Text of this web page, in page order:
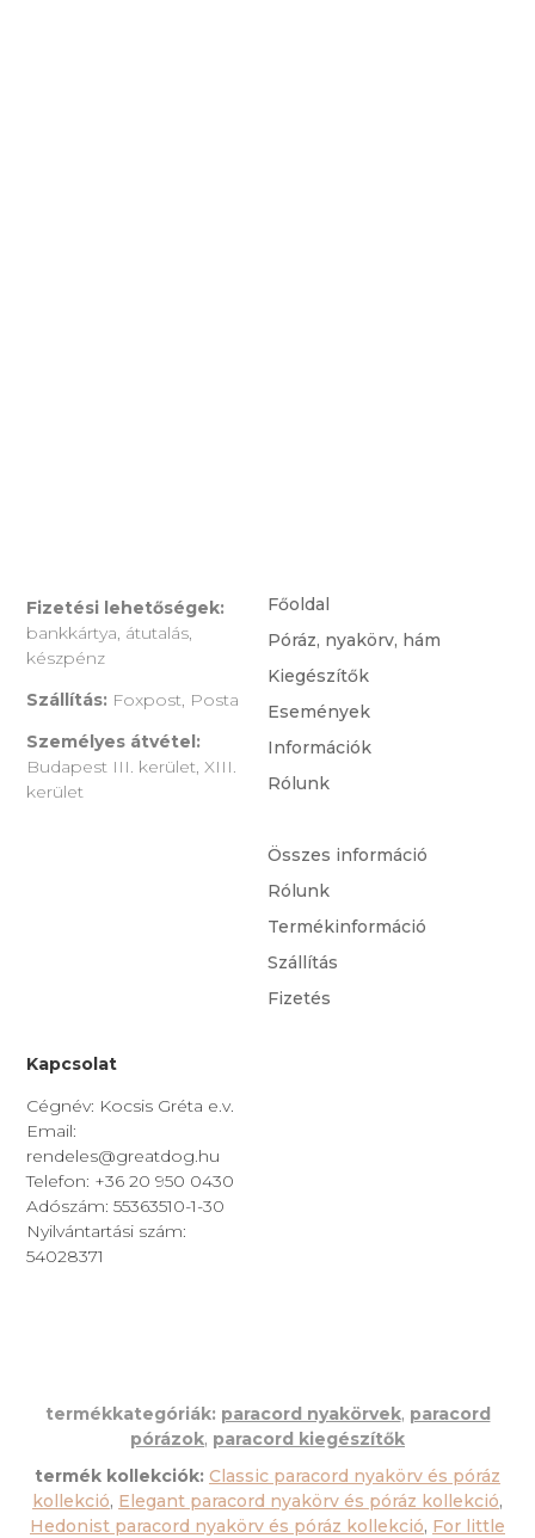
Fizetési lehetőségek:
bankkártya, átutalás,
készpénz
Szállítás: Foxpost, Posta
Személyes átvétel:
Budapest III. kerület, XIII.
kerület
Főoldal
Póráz, nyakörv, hám
Kiegészítők
Események
Információk
Rólunk
Összes információ
Rólunk
Termékinformáció
Szállítás
Fizetés
Kapcsolat
Cégnév: Kocsis Gréta e.v.
Email:
rendeles@greatdog.hu
Telefon: +36 20 950 0430
Adószám: 55363510-1-30
Nyilvántartási szám:
54028371
termékkategóriák: paracord nyakörvek, paracord
pórázok, paracord kiegészítők
termék kollekciók: Classic paracord nyakörv és póráz
kollekció, Elegant paracord nyakörv és póráz kollekció,
Hedonist paracord nyakörv és póráz kollekció, For little